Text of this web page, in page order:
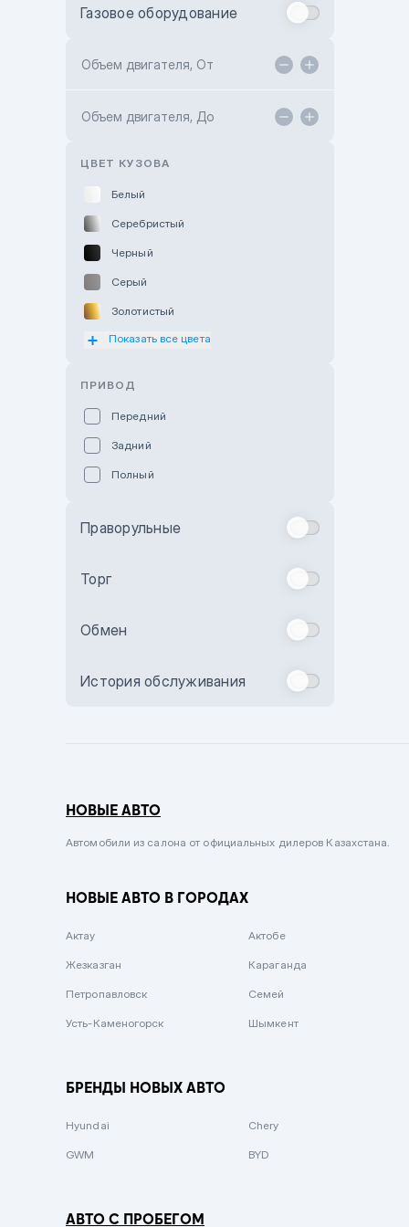
Toyota Kokshetau
Hyundai ShymCity
Газовое оборудование
Объем двигателя, От
Объем двигателя, До
ЦВЕТ КУЗОВА
Белый
Серебристый
Черный
Серый
Золотистый
Оранжевый
Бежевый
Комбинированный
Сиреневый металлик
Вишневый
Зеленый металлик
Показать все цвета
ПРИВОД
Передний
Задний
Полный
Праворульные
Торг
Обмен
История обслуживания
НОВЫЕ АВТО
Автомобили из салона от официальных дилеров Казахстана.
НОВЫЕ АВТО В ГОРОДАХ
Актау Актобе
Жезказган Караганда
Петропавловск Семей
Усть-Каменогорск Шымкент
БРЕНДЫ НОВЫХ АВТО
Hyundai Chery
GWM BYD
АВТО С ПРОБЕГОМ